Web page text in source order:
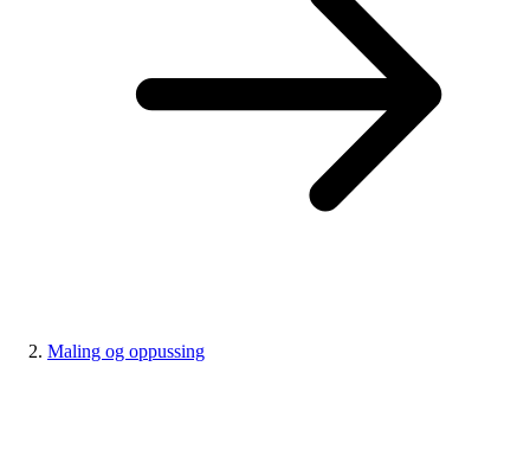
Maling og oppussing